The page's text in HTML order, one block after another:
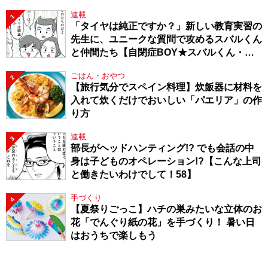
1 連載
「タイヤは純正ですか？」新しい教育実習の
先生に、ユニークな質問で攻めるスバルくん
と仲間たち【自閉症BOY★スバルくん・
2 ごはん・おやつ
【旅行気分でスペイン料理】炊飯器に材料を
入れて炊くだけでおいしい「パエリア」の作
り方
3 連載
部長がヘッドハンティング!? でも会話の中
身は子どものオペレーション!?【こんな上司
と働きたいわけでして！58】
4 手づくり
【夏祭りごっこ】ハチの巣みたいな立体のお
花「でんぐり紙の花」を手づくり！ 暑い日
はおうちで楽しもう